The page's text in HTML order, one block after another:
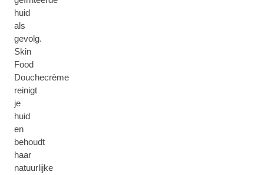
huid
als
gevolg.
Skin
Food
Douchecrème
reinigt
je
huid
en
behoudt
haar
natuurlijke